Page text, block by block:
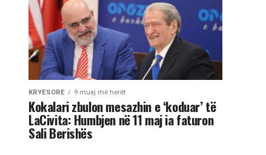
KRYESORE 9 muaj më herët
Kokalari zbulon mesazhin e ‘koduar’ të
LaCivita: Humbjen në 11 maj ia faturon
Sali Berishës